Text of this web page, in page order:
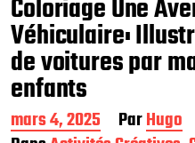
Coloriage Une
Véhiculaire:
de voitures par
enfants
D
mars 4, 2025 ParHugo